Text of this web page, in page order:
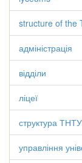
structure of the
адміністрація
відділи
ліцеї
структура ТНТУ
управління